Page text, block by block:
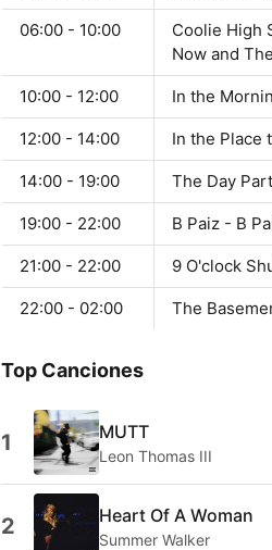
06:00 - 10:00
Coolie High
Now and
10:00 - 12:00 In the
12:00 - 14:00 In the Place
14:00 - 19:00 The Day
19:00 - 22:00 B Paiz - B
21:00 - 22:00 9 O'clock
22:00 - 02:00 The
Top Canciones
1 MUTT
Leon Thomas III
2 Heart Of A Woman
Summer Walker